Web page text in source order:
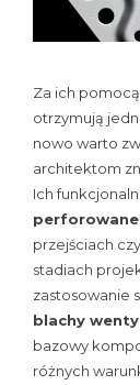
Za ich
otrzymują
nowo warto
architektom
Ich
perforowane
przejściach
stadiach
zastosowanie
blachy
bazowy
różnych